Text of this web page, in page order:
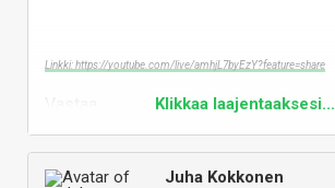
Linkki: https://youtube.com/live/amhjL7byEzY?feature=share
Klikkaa laajentaaksesi...
Juha Kokkonen